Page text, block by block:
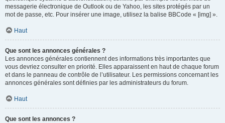
messagerie électronique de Outlook ou de Yahoo, les sites protégés par un
mot de passe, etc. Pour insérer une image, utilisez la balise BBCode « [img] ».
Haut
Que sont les annonces générales ?
Les annonces générales contiennent des informations très importantes que
vous devriez consulter en priorité. Elles apparaissent en haut de chaque forum
et dans le panneau de contrôle de l’utilisateur. Les permissions concernant les
annonces générales sont définies par les administrateurs du forum.
Haut
Que sont les annonces ?